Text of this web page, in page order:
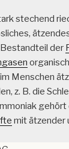
stechend
der
Menschen
z. B. die
gehört
mit ätzender